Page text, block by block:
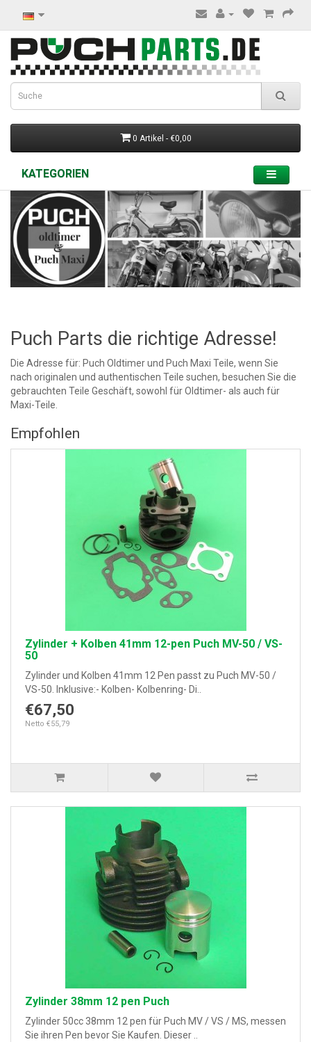
0 Artikel - €0,00
KATEGORIEN
Puch Parts die richtige Adresse!
Die Adresse für: Puch Oldtimer und Puch Maxi Teile, wenn Sie
nach originalen und authentischen Teile suchen, besuchen Sie die
gebrauchten Teile Geschäft, sowohl für Oldtimer- als auch für
Maxi-Teile.
Empfohlen
Zylinder + Kolben 41mm 12-pen Puch MV-50 / VS-
50
Zylinder und Kolben 41mm 12 Pen passt zu Puch MV-50 /
VS-50. Inklusive:- Kolben- Kolbenring- Di..
€67,50
Netto €55,79
Zylinder 38mm 12 pen Puch
Zylinder 50cc 38mm 12 pen für Puch MV / VS / MS, messen
Sie ihren Pen bevor Sie Kaufen. Dieser ..